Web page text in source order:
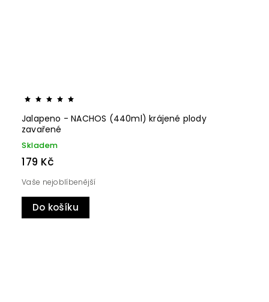
Jalapeno - NACHOS (440ml) krájené plody
zavařené
Skladem
179 Kč
Do košíku
Vaše nejoblíbenější